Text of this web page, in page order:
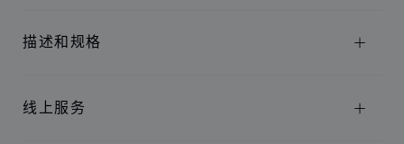
描述和规格
线上服务